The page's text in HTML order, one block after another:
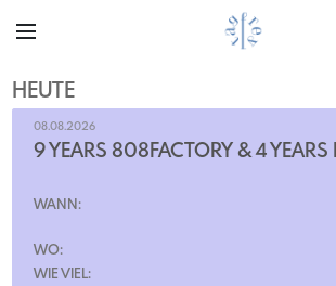
HEUTE
08.08.2026
9 YEARS 808FACTORY & 4 YEARS
WANN:
WO:
WIE VIEL: